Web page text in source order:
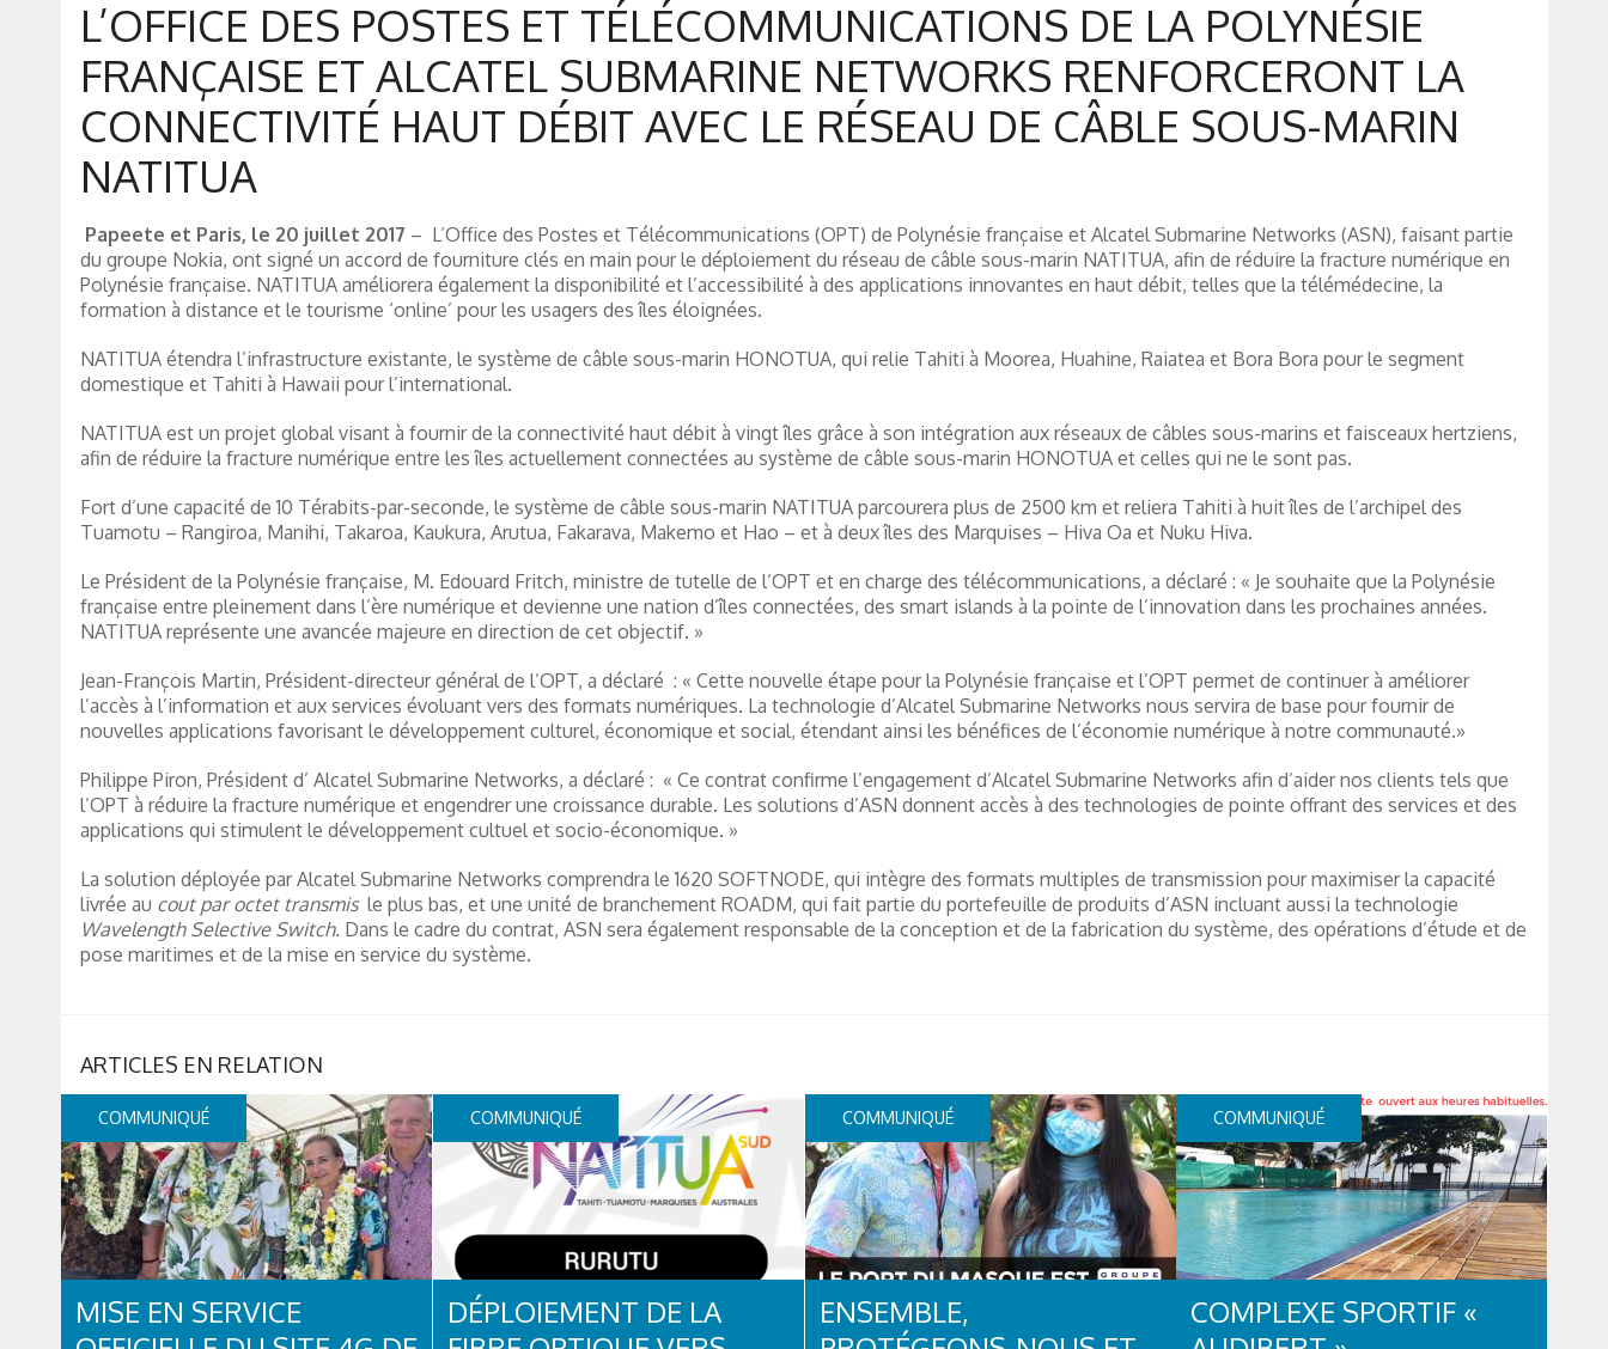
L’OFFICE DES POSTES ET TÉLÉCOMMUNICATIONS DE LA POLYNÉSIE
FRANÇAISE ET ALCATEL SUBMARINE NETWORKS RENFORCERONT LA
CONNECTIVITÉ HAUT DÉBIT AVEC LE RÉSEAU DE CÂBLE SOUS-MARIN
NATITUA
Papeete et Paris, le 20 juillet 2017 – L’Office des Postes et Télécommunications (OPT) de Polynésie française et Alcatel Submarine Networks (ASN), faisant partie
du groupe Nokia, ont signé un accord de fourniture clés en main pour le déploiement du réseau de câble sous-marin NATITUA, afin de réduire la fracture numérique en
Polynésie française. NATITUA améliorera également la disponibilité et l’accessibilité à des applications innovantes en haut débit, telles que la télémédecine, la
formation à distance et le tourisme ‘online’ pour les usagers des îles éloignées.
NATITUA étendra l’infrastructure existante, le système de câble sous-marin HONOTUA, qui relie Tahiti à Moorea, Huahine, Raiatea et Bora Bora pour le segment
domestique et Tahiti à Hawaii pour l’international.
NATITUA est un projet global visant à fournir de la connectivité haut débit à vingt îles grâce à son intégration aux réseaux de câbles sous-marins et faisceaux hertziens,
afin de réduire la fracture numérique entre les îles actuellement connectées au système de câble sous-marin HONOTUA et celles qui ne le sont pas.
Fort d’une capacité de 10 Térabits-par-seconde, le système de câble sous-marin NATITUA parcourera plus de 2500 km et reliera Tahiti à huit îles de l’archipel des
Tuamotu – Rangiroa, Manihi, Takaroa, Kaukura, Arutua, Fakarava, Makemo et Hao – et à deux îles des Marquises – Hiva Oa et Nuku Hiva.
Le Président de la Polynésie française, M. Edouard Fritch, ministre de tutelle de l’OPT et en charge des télécommunications, a déclaré : « Je souhaite que la Polynésie
française entre pleinement dans l’ère numérique et devienne une nation d’îles connectées, des smart islands à la pointe de l’innovation dans les prochaines années.
NATITUA représente une avancée majeure en direction de cet objectif. »
Jean-François Martin, Président-directeur général de l’OPT, a déclaré : « Cette nouvelle étape pour la Polynésie française et l’OPT permet de continuer à améliorer
l’accès à l’information et aux services évoluant vers des formats numériques. La technologie d’Alcatel Submarine Networks nous servira de base pour fournir de
nouvelles applications favorisant le développement culturel, économique et social, étendant ainsi les bénéfices de l’économie numérique à notre communauté.»
Philippe Piron, Président d’ Alcatel Submarine Networks, a déclaré : « Ce contrat confirme l’engagement d’Alcatel Submarine Networks afin d’aider nos clients tels que
l’OPT à réduire la fracture numérique et engendrer une croissance durable. Les solutions d’ASN donnent accès à des technologies de pointe offrant des services et des
applications qui stimulent le développement cultuel et socio-économique. »
La solution déployée par Alcatel Submarine Networks comprendra le 1620 SOFTNODE, qui intègre des formats multiples de transmission pour maximiser la capacité
livrée au cout par octet transmisle plus bas, et une unité de branchement ROADM, qui fait partie du portefeuille de produits d’ASN incluant aussi la technologie
Wavelength Selective Switch. Dans le cadre du contrat, ASN sera également responsable de la conception et de la fabrication du système, des opérations d’étude et de
pose maritimes et de la mise en service du système.
COMMUNIQUÉ
MISE EN SERVICE
COMMUNIQUÉ
DÉPLOIEMENT DE LA
COMMUNIQUÉ
ENSEMBLE,
COMMUNIQUÉ
COMPLEXE SPORTIF «